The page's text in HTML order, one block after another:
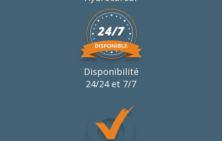
Disponibilité
24/24 et 7/7